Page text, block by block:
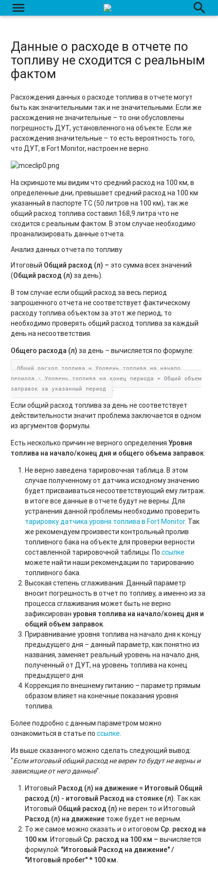
menu search
Данные о расходе в отчете по
топливу не сходится с реальным
фактом
Расхождения данных о расходе топлива в отчете могут
быть как значительными так и не значительными. Если же
расхождения не значительные – то они обусловлены
погрешность ДУТ, установленного на объекте. Если же
расхождения значительные – то есть вероятность того,
что ДУТ, в Fort Monitor, настроен не верно.
На скриншоте мы видим что средний расход на 100 км, в
определенные дни, превышает средний расход на 100 км
указанный в паспорте ТС (50 литров на 100 км), так же
общий расход топлива составил 168,9 литра что не
сходится с реальным фактом. В этом случае необходимо
проанализировать данные отчета.
Анализ данных отчета по топливу
Итоговый Общий расход (л) – это сумма всех значений
(Общий расход (л) за день).
В том случае если общий расход за весь период
запрошенного отчета не соответствует фактическому
расходу топлива объектом за этот же период, то
необходимо проверять общий расход топлива за каждый
день на несоответствия.
Общего расхода (л) за день – вычисляется по формуле:
Общий расход топлива = Уровень топлива на начало
периода - Уровень топлива на конец периода + Общий объем
заправок за указанный период
.
Если общий расход топлива за день не соответствует
действительности значит проблема заключается в одном
из аргументов формулы.
Есть несколько причин не верного определенияУровня
топлива на начало/конец дня и общего объема заправок:
Не верно заведена тарировочная таблица. В этом
случае полученному от датчика исходному значению
будет присваиваться несоответствующий ему литраж.
в итоге все данные в отчете будут не верны. Для
устранения данной проблемы необходимо проверить
тарировку датчика уровня топлива в Fort Monitor. Так
же рекомендуем произвести контрольный пролив
топливного бака на объекте для проверки верности
составленной тарировочной таблицы. Поссылке
можете найти наши рекомендации по тарированию
топливного бака.
Высокая степень сглаживания. Данный параметр
вносит погрешность в отчет по топливу, а именно из за
процесса сглаживания может быть не верно
зафиксировануровня топлива на начало/конец дня и
общий объем заправок.
Приравнивание уровня топлива на начало дня к концу
предыдущего дня – данный параметр, как понятно из
названия, заменяет реальный уровень на начало дня,
полученный от ДУТ, на уровень топлива на конец
предыдущего дня.
Коррекция по внешнему питанию – параметр прямым
образом влияет на конечные показания уровня
топлива.
Более подробно с данным параметром можно
ознакомиться в статье поссылке.
Из выше сказанного можно сделать следующий вывод:
"Если итоговый общий расход не верен то будут не верны и
зависящие от него данные".
Итоговый Расход (л) на движение = Итоговый Общий
расход (л) - итоговый Расход на стоянке (л). Так как
Итоговый Общий расход (л) не верен то и Итоговый
Расход (л) на движение тоже будет не верным.
То же самое можно сказать и о итоговом Ср. расход на
100 км. Итоговый Ср. расход на 100 км –вычисляется
формулой: "Итоговый Расход на движение" /
"Итоговый пробег" * 100 км.